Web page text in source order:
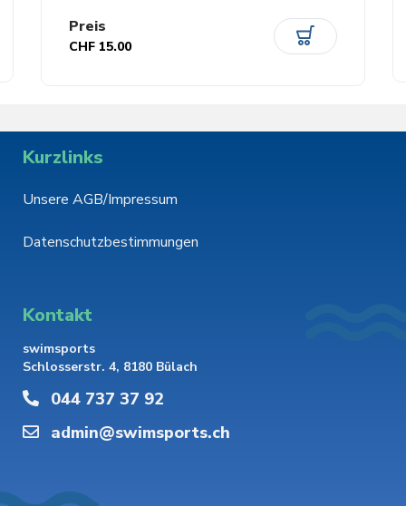
Preis
CHF 15.00
Kontakt
swimsports
Schlosserstr. 4, 8180 Bülach
044 737 37 92
admin@swimsports.ch
Kurzlinks
Unsere AGB/Impressum
Datenschutzbestimmungen